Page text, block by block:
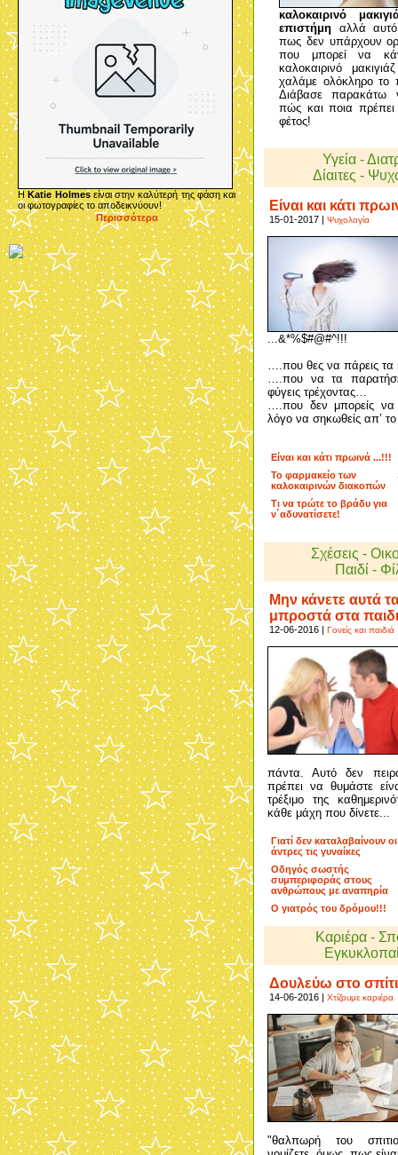
ΗKatie Holmesείναι στην καλύτερή της φάση και
οι φωτογραφίες το αποδεικνύουν!
Περισσότερα
καλοκαιρινό
επιστήμη αλλά αυτό
πως δεν υπάρχουν
που μπορεί να
καλοκαιρινό
χαλάμε ολόκληρο
Διάβασε παρακάτω
πώς και ποια
φέτος!
Υγεία -
Δίαιτες -
Είναι και κάτι
15-01-2017 | Ψυχολογία
...&*%$#@#^!!!
….που θες να πάρεις
….που να τα
φύγεις τρέχοντας…
….που δεν μπορείς να
λόγο να σηκωθείς απ’
Είναι και κάτι πρωινά ...!!!
Το φαρμακείο των
καλοκαιρινών διακοπών
Τι να τρώτε το βράδυ για
ν΄αδυνατίσετε!
Σχέσεις -
Παιδί -
Μην κάνετε αυτά
μπροστά στα
12-06-2016 | Γονείς και παιδιά
πάντα. Αυτό δεν
πρέπει να θυμάστε
τρέξιμο της
κάθε μάχη που δίνετε...
Γιατί δεν καταλαβαίνουν οι
άντρες τις γυναίκες
Οδηγός σωστής
συμπεριφοράς στους
ανθρώπους με αναπηρία
Ο γιατρός του δρόμου!!!
Καριέρα -
Δουλεύω στο σπίτι
14-06-2016 | Χτίζουμε καριέρα
"θαλπωρή του